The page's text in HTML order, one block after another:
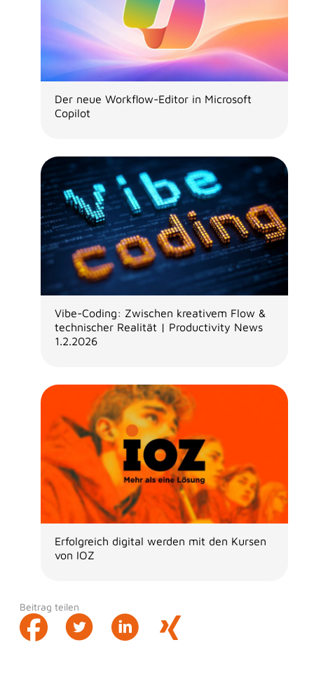
Der neue Workflow-Editor in Microsoft
Copilot
Vibe-Coding: Zwischen kreativem Flow &
technischer Realität | Productivity News
1.2.2026
Erfolgreich digital werden mit den Kursen
von IOZ
Beitrag teilen